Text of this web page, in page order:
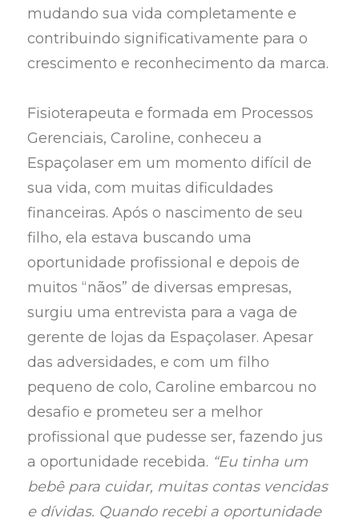
mudando sua vida completamente e
contribuindo significativamente para o
crescimento e reconhecimento da marca.
Fisioterapeuta e formada em Processos
Gerenciais, Caroline, conheceu a
Espaçolaser em um momento difícil de
sua vida, com muitas dificuldades
financeiras. Após o nascimento de seu
filho, ela estava buscando uma
oportunidade profissional e depois de
muitos “nãos” de diversas empresas,
surgiu uma entrevista para a vaga de
gerente de lojas da Espaçolaser. Apesar
das adversidades, e com um filho
pequeno de colo, Caroline embarcou no
desafio e prometeu ser a melhor
profissional que pudesse ser, fazendo jus
a oportunidade recebida. “Eu tinha um
bebê para cuidar, muitas contas vencidas
e dívidas. Quando recebi a oportunidade